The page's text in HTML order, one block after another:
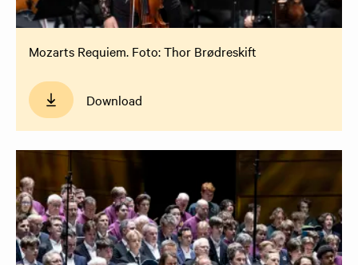
Mozarts Requiem. Foto: Thor Brødreskift
Download